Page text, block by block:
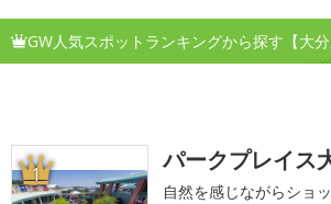
GW人気スポットランキングから探す【大分
1 パークプレイス
自然を感じながらショ